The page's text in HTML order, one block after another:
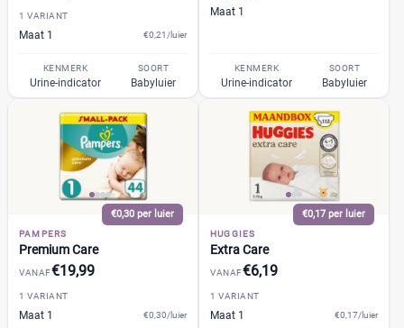
Lillydoo
Magics (1)
Mamia
Naty
Pura
Rascal + Friends (1)
SweetCare
Toujours (0)
Prijs
Soort
Babyluier
Luierbroekje (0)
Nachtluier (0)
Zwemluier
Gewicht kind
1 VARIANT
Maat 1 €0,21/luier
KENMERK
Urine-indicator
SOORT
Babyluier
Maat 1
KENMERK
Urine-indicator
SOORT
Babyluier
€0,30 per luier
PAMPERS
Premium Care
VANAF€19,99
1 VARIANT
Maat 1 €0,30/luier
€0,17 per luier
HUGGIES
Extra Care
VANAF€6,19
1 VARIANT
Maat 1 €0,17/luier